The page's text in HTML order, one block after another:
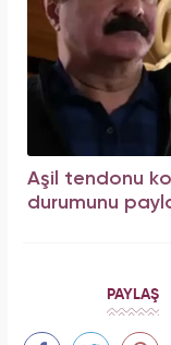
Aşil tendonu
durumunu
PAYLAŞ